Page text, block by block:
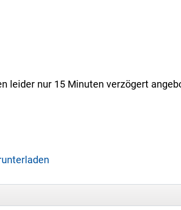
leider nur 15 Minuten verzögert